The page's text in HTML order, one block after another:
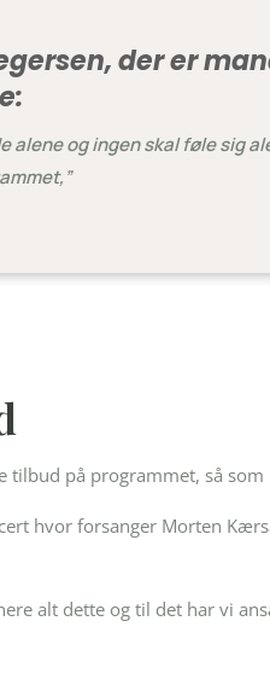
der er
alene og ingen skal føle sig
tilbud på programmet, så
hvor forsanger Morten
alt dette og til det har vi